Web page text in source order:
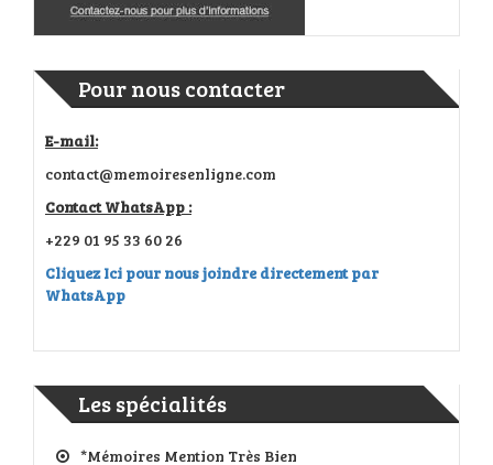
Pour nous contacter
E-mail:
contact@memoiresenligne.com
Contact WhatsApp :
+229 01 95 33 60 26
Cliquez Ici pour nous joindre directement par
WhatsApp
Les spécialités
*Mémoires Mention Très Bien